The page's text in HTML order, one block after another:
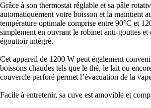
Grâce à son thermostat réglable et sa pâle
automatiquement votre boisson et la maintient
température optimale comprise entre 90°C et
simplement en ouvrant le robinet anti-gouttes et
égouttoir intégré.
Cet appareil de 1200 W peut également
boissons chaudes tels que le thé, le lait ou
couvercle perforé permet l’évacuation de la
Facile à entretenir, sa cuve est amovible et